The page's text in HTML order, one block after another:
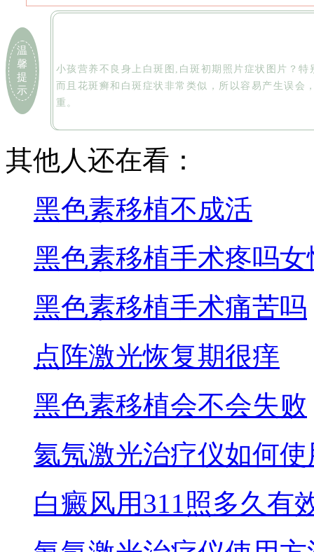
温
馨
提
示
小孩营养不良身上白斑图,白斑初期照片症状图片？
而且花斑癣和白斑症状非常类似，所以容易产生误会
重。
其他人还在看：
黑色素移植不成活
黑色素移植手术疼吗女
黑色素移植手术痛苦吗
点阵激光恢复期很痒
黑色素移植会不会失败
氦氖激光治疗仪如何使
白癜风用311照多久有